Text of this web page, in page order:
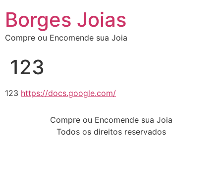
Borges Joias
Compre ou Encomende sua Joia
123
123 https://docs.google.com/
Compre ou Encomende sua Joia
Todos os direitos reservados